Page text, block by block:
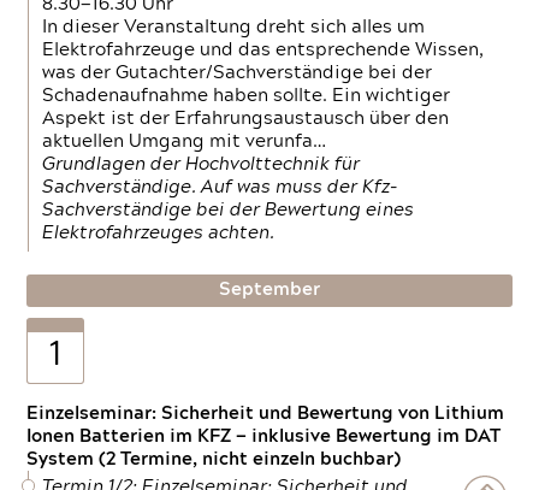
8.30—16.30 Uhr
In dieser Veranstaltung dreht sich alles um
Elektrofahrzeuge und das entsprechende Wissen,
was der Gutachter/Sachverständige bei der
Schadenaufnahme haben sollte. Ein wichtiger
Aspekt ist der Erfahrungsaustausch über den
aktuellen Umgang mit verunfa…
Grundlagen der Hochvolttechnik für
Sachverständige. Auf was muss der Kfz-
Sachverständige bei der Bewertung eines
Elektrofahrzeuges achten.
September
1
Einzelseminar: Sicherheit und Bewertung von Lithium
Ionen Batterien im KFZ — inklusive Bewertung im DAT
System (2 Termine, nicht einzeln buchbar)